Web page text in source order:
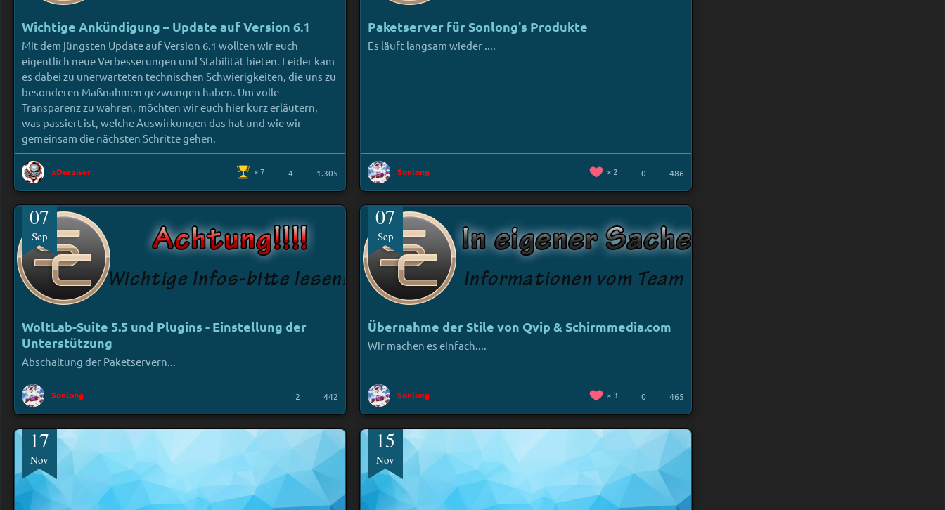
Wichtige Ankündigung – Update auf Version 6.1
Mit dem jüngsten Update auf Version 6.1 wollten wir euch
eigentlich neue Verbesserungen und Stabilität bieten. Leider kam
es dabei zu unerwarteten technischen Schwierigkeiten, die uns zu
besonderen Maßnahmen gezwungen haben. Um volle
Transparenz zu wahren, möchten wir euch hier kurz erläutern,
was passiert ist, welche Auswirkungen das hat und wie wir
gemeinsam die nächsten Schritte gehen.
xDeraiser 7 4 1.305
Paketserver für Sonlong's Produkte
Es läuft langsam wieder ....
Sonlong 2 0 486
07
Sep
WoltLab-Suite 5.5 und Plugins - Einstellung der
Unterstützung
Abschaltung der Paketservern...
Sonlong 2 442
07
Sep
Übernahme der Stile von Qvip & Schirmmedia.com
Wir machen es einfach....
Sonlong 3 0 465
17
Nov
15
Nov